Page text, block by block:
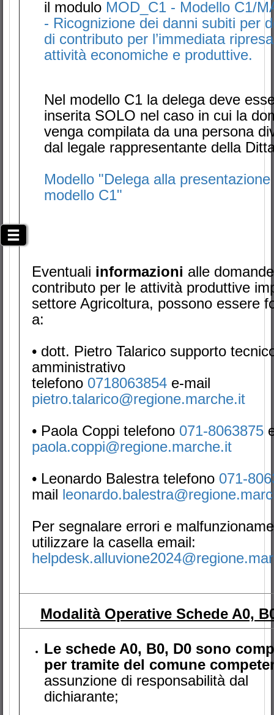
il modulo MOD_C1 - Modello C1/
- Ricognizione dei danni subiti per
di contributo per l’immediata
attività economiche e produttive.
Nel modello C1 la delega deve
inserita SOLO nel caso in cui la
venga compilata da una persona
dal legale rappresentante della
Modello "Delega alla presentazione
modello C1"
Eventuali informazioni alle
contributo per le attività produttive
settore Agricoltura, possono essere
a:
• dott. Pietro Talarico supporto
amministrativo
telefono 0718063854 e-mail
pietro.talarico@regione.marche.it
• Paola Coppi telefono 071-8063875
paola.coppi@regione.marche.it
• Leonardo Balestra telefono 071-
mail
Per segnalare errori e
utilizzare la casella email:
Modalità Operative Schede A0,
Le schede A0, B0, D0 sono
per tramite del comune
assunzione di responsabilità dal
dichiarante;